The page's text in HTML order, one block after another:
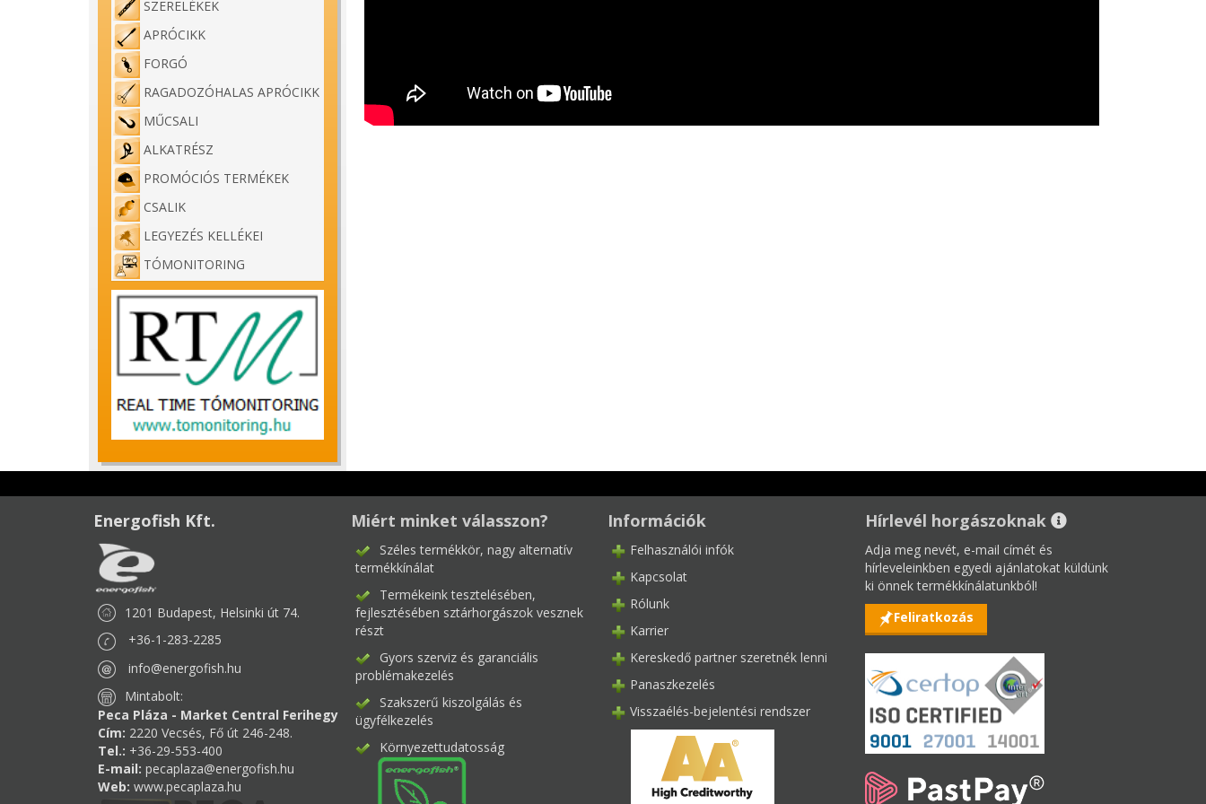
SZERELÉKEK
APRÓCIKK
FORGÓ
RAGADOZÓHALAS APRÓCIKK
MŰCSALI
ALKATRÉSZ
PROMÓCIÓS TERMÉKEK
CSALIK
LEGYEZÉS KELLÉKEI
TÓMONITORING
Energofish Kft.
1201 Budapest, Helsinki út 74.
+36-1-283-2285
info@energofish.hu
Mintabolt:
Peca Pláza - Market Central Ferihegy
Cím: 2220 Vecsés, Fő út 246-248.
Tel.: +36-29-553-400
E-mail: pecaplaza@energofish.hu
Web: www.pecaplaza.hu
Miért minket válasszon?
Széles termékkör, nagy alternatív
termékkínálat
Termékeink tesztelésében,
fejlesztésében sztárhorgászok vesznek
részt
Gyors szerviz és garanciális
problémakezelés
Szakszerű kiszolgálás és
ügyfélkezelés
Környezettudatosság
Információk
Felhasználói infók
Kapcsolat
Rólunk
Karrier
Kereskedő partner szeretnék lenni
Panaszkezelés
Visszaélés-bejelentési rendszer
Hírlevél horgászoknak
Adja meg nevét, e-mail címét és
hírleveleinkben egyedi ajánlatokat küldünk
ki önnek termékkínálatunkból!
Feliratkozás